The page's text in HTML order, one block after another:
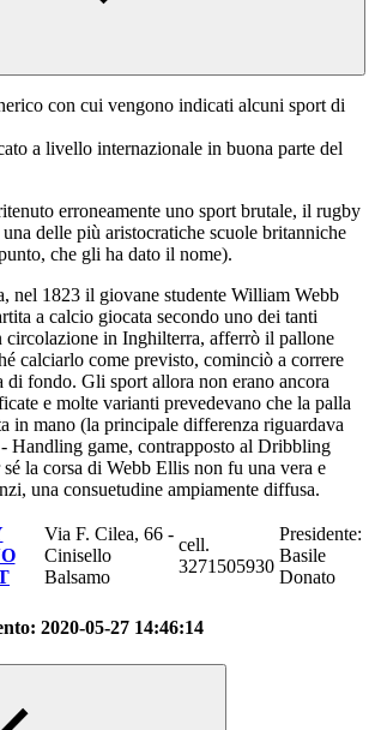
con cui vengono indicati alcuni sport di
a livello internazionale in buona parte del
erroneamente uno sport brutale, il rugby
delle più aristocratiche scuole britanniche
che gli ha dato il nome).
nel 1823 il giovane studente William Webb
a calcio giocata secondo uno dei tanti
circolazione in Inghilterra, afferrò il pallone
calciarlo come previsto, cominciò a correre
di fondo. Gli sport allora non erano ancora
e molte varianti prevedevano che la palla
in mano (la principale differenza riguardava
Handling game, contrapposto al Dribbling
la corsa di Webb Ellis non fu una vera e
una consuetudine ampiamente diffusa.
Via F. Cilea, 66 -
Cinisello
Balsamo
cell.
3271505930
Presidente:
Basile
Donato
2020-05-27 14:46:14